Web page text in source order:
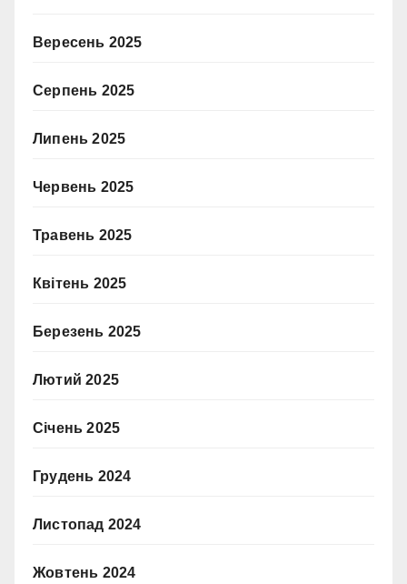
Вересень 2025
Серпень 2025
Липень 2025
Червень 2025
Травень 2025
Квітень 2025
Березень 2025
Лютий 2025
Січень 2025
Грудень 2024
Листопад 2024
Жовтень 2024